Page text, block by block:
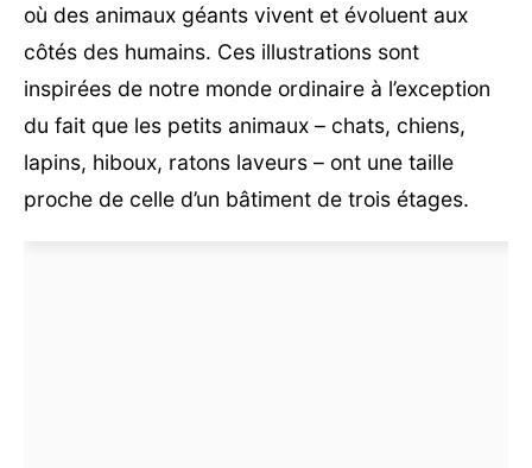
où des animaux géants vivent et évoluent aux
côtés des humains. Ces illustrations sont
inspirées de notre monde ordinaire à l’exception
du fait que les petits animaux – chats, chiens,
lapins, hiboux, ratons laveurs – ont une taille
proche de celle d’un bâtiment de trois étages.